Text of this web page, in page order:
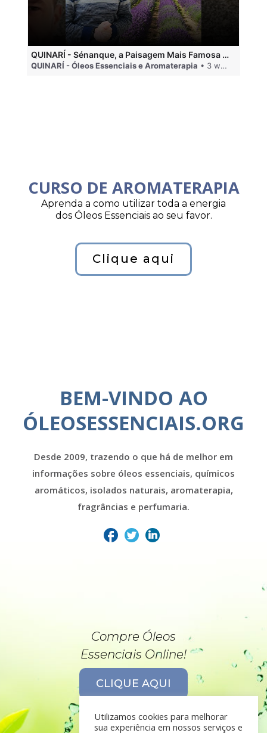
QUINARÍ - Sénanque, a Paisagem Mais Famosa da Aromaterapia
QUINARÍ - Óleos Essenciais e Aromaterapia • 3 weeks ago
CURSO DE AROMATERAPIA
Aprenda a como utilizar toda a energia
dos Óleos Essenciais ao seu favor.
Clique aqui
BEM-VINDO AO
ÓLEOSESSENCIAIS.ORG
Desde 2009, trazendo o que há de melhor em
informações sobre óleos essenciais, químicos
aromáticos, isolados naturais, aromaterapia,
fragrâncias e perfumaria.
Compre Óleos
Essenciais Online!
CLIQUE AQUI
Utilizamos cookies para melhorar
sua experiência em nossos serviços e